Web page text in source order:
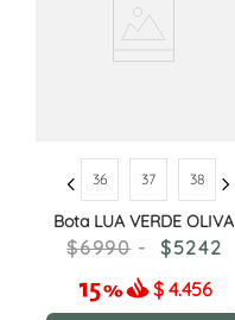
36 37 38
Bota LUA VERDE OLIVA
6990
5242
$ 4.456